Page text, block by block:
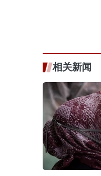
相关新闻